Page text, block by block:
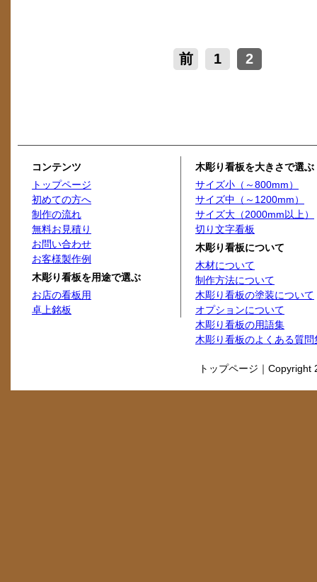
前 1 2
コンテンツ
トップページ
初めての方へ
制作の流れ
無料お見積り
お問い合わせ
お客様製作例
木彫り看板を用途で選ぶ
お店の看板用
卓上銘板
木彫り看板を大きさで選ぶ
サイズ小（～800mm）
サイズ中（～1200mm）
サイズ大（2000mm以上）
切り文字看板
木彫り看板について
木材について
制作方法について
木彫り看板の塗装について
オプションについて
木彫り看板の用語集
木彫り看板のよくある質問
トップページ ｜